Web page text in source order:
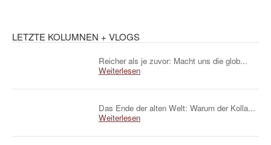
LETZTE KOLUMNEN + VLOGS
Reicher als je zuvor: Macht uns die glob...
Weiterlesen
Das Ende der alten Welt: Warum der Kolla...
Weiterlesen